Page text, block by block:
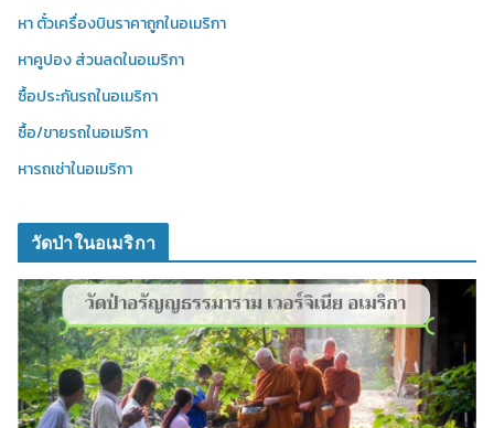
หา ตั๋วเครื่องบินราคาถูกในอเมริกา
หาคูปอง ส่วนลดในอเมริกา
ซื้อประกันรถในอเมริกา
ซื้อ/ขายรถในอเมริกา
หารถเช่าในอเมริกา
วัดป่าในอเมริกา